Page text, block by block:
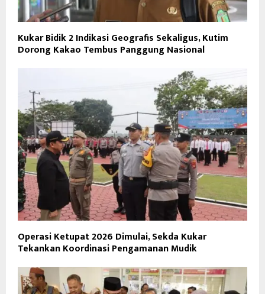
Kukar Bidik 2 Indikasi Geografis Sekaligus, Kutim
Dorong Kakao Tembus Panggung Nasional
Operasi Ketupat 2026 Dimulai, Sekda Kukar
Tekankan Koordinasi Pengamanan Mudik